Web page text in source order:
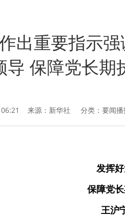
出重要指示
导 保障党长期
06:21 来源： 新华社 分类：要闻
发挥
保障党
王沪